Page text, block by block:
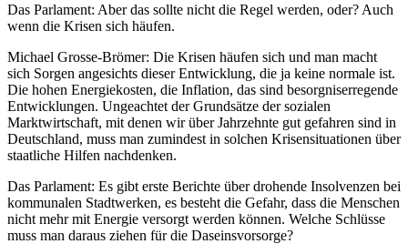
Das Parlament: Aber das sollte nicht die Regel werden, oder? Auch
wenn die Krisen sich häufen.
Michael Grosse-Brömer: Die Krisen häufen sich und man macht
sich Sorgen angesichts dieser Entwicklung, die ja keine normale ist.
Die hohen Energiekosten, die Inflation, das sind besorgniserregende
Entwicklungen. Ungeachtet der Grundsätze der sozialen
Marktwirtschaft, mit denen wir über Jahrzehnte gut gefahren sind in
Deutschland, muss man zumindest in solchen Krisensituationen über
staatliche Hilfen nachdenken.
Das Parlament: Es gibt erste Berichte über drohende Insolvenzen bei
kommunalen Stadtwerken, es besteht die Gefahr, dass die Menschen
nicht mehr mit Energie versorgt werden können. Welche Schlüsse
muss man daraus ziehen für die Daseinsvorsorge?